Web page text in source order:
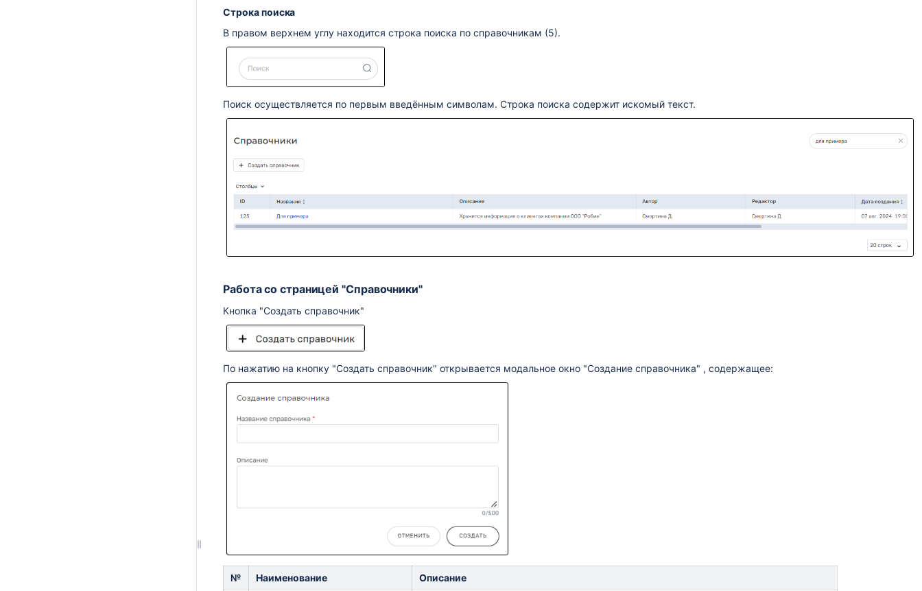
Строка поиска
В правом верхнем углу находится строка поиска по справочникам (5).
Поиск осуществляется по первым введённым символам. Строка поиска содержит искомый текст.
Работа со страницей "Справочники"
Кнопка "Создать справочник"
По нажатию на кнопку "Создать справочник" открывается модальное окно "Создание справочника" , содержащее:
№ Наименование Описание